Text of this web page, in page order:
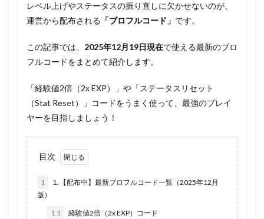
レベル上げやステータスの振り直しに欠かせないのが、
運営から配布される 「ブロフルコード」 です。
この記事では、 2025年12月19日現在で使える最新のブロ
フルコードをまとめて紹介します。
「経験値2倍（2x EXP）」や「ステータスリセット
（Stat Reset）」コードをうまく使って、最強のプレイ
ヤーを目指しましょう！
目次
1
1. 【配布中】最新ブロフルコード一覧（2025年12月
版）
1.1 経験値2倍（2x EXP）コード